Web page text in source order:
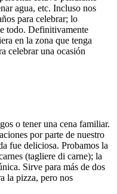
agua, etc. Incluso nos
para celebrar; lo
todo. Definitivamente
en la zona que tenga
celebrar una ocasión
o tener una cena familiar.
por parte de nuestro
fue deliciosa. Probamos la
(tagliere di carne); la
Sirve para más de dos
la pizza, pero nos